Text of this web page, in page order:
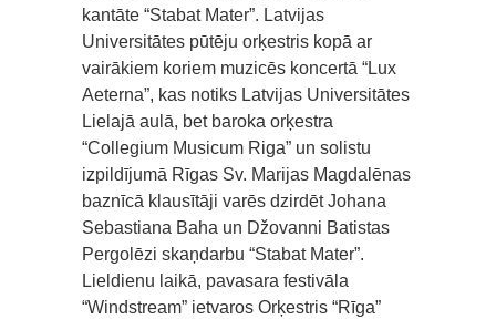
kantāte “Stabat Mater”. Latvijas
Universitātes pūtēju orķestris kopā ar
vairākiem koriem muzicēs koncertā “Lux
Aeterna”, kas notiks Latvijas Universitātes
Lielajā aulā, bet baroka orķestra
“Collegium Musicum Riga” un solistu
izpildījumā Rīgas Sv. Marijas Magdalēnas
baznīcā klausītāji varēs dzirdēt Johana
Sebastiana Baha un Džovanni Batistas
Pergolēzi skaņdarbu “Stabat Mater”.
Lieldienu laikā, pavasara festivāla
“Windstream” ietvaros Orķestris “Rīga”